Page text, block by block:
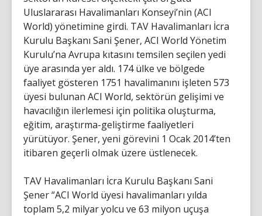
Uluslararası Havalimanları Konseyi’nin (ACI
World) yönetimine girdi. TAV Havalimanları İcra
Kurulu Başkanı Sani Şener, ACI World Yönetim
Kurulu’na Avrupa kıtasını temsilen seçilen yedi
üye arasında yer aldı. 174 ülke ve bölgede
faaliyet gösteren 1751 havalimanını işleten 573
üyesi bulunan ACI World, sektörün gelişimi ve
havacılığın ilerlemesi için politika oluşturma,
eğitim, araştırma-geliştirme faaliyetleri
yürütüyor. Şener, yeni görevini 1 Ocak 2014’ten
itibaren geçerli olmak üzere üstlenecek.
TAV Havalimanları İcra Kurulu Başkanı Sani
Şener “ACI World üyesi havalimanları yılda
toplam 5,2 milyar yolcu ve 63 milyon uçuşa